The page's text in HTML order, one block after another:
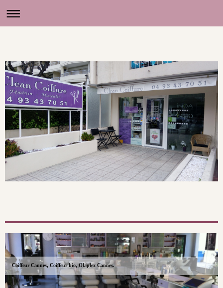
Coiffeur Cannes, Coiffeur bio, Olaplex Cannes.